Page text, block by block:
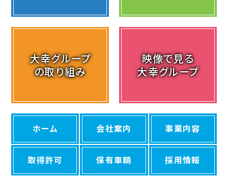
大幸グループ
の取り組み
映像で見る
大幸グループ
ホーム 会社案内 事業内容
取得許可 保有車輌 採用情報